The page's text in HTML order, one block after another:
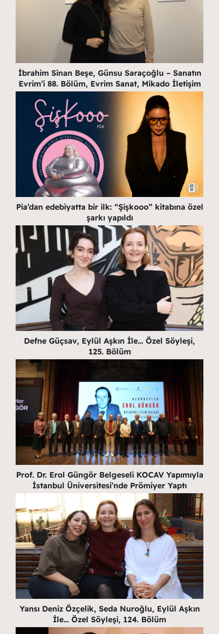
İbrahim Sinan Beşe, Günsu Saraçoğlu – Sanatın
Evrim’i 88. Bölüm, Evrim Sanat, Mikado İletişim
Pia’dan edebiyatta bir ilk: “Şişkooo” kitabına özel
şarkı yapıldı
Defne Güçsav, Eylül Aşkın İle… Özel Söyleşi,
125. Bölüm
Prof. Dr. Erol Güngör Belgeseli KOCAV Yapımıyla
İstanbul Üniversitesi’nde Prömiyer Yaptı
Yansı Deniz Özçelik, Seda Nuroğlu, Eylül Aşkın
İle… Özel Söyleşi, 124. Bölüm